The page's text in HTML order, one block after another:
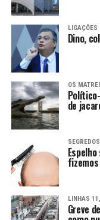
LIGAÇÕES
Dino,
OS
de
LINHAS
Greve